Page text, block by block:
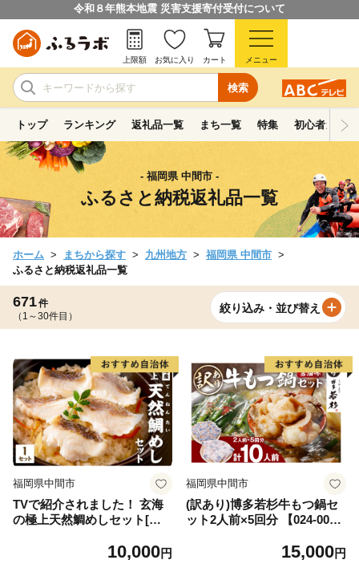
令和８年熊本地震 災害支援寄付受付について
検索
上限額 お気に入り カート メニュー
トップ ランキング 返礼品一覧 まち一覧 特集 初心者ガイド
- 福岡県 中間市 -
ふるさと納税返礼品一覧
ホーム まちから探す 九州地方
福岡県 中間市
ふるさと納税返礼品一覧
671件
（1～30件目）
絞り込み・並び替え
福岡県中間市
TVで紹介されました！ 玄海
の極上天然鯛めしセット[鯛
だし]【010-0001】10,000円
福岡県中間市
(訳あり)博多若杉牛もつ鍋セ
ット2人前×5回分 【024-002
15,000円